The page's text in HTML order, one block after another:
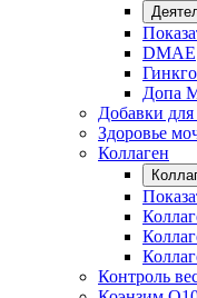
DMAE
Допа
Добавки для
Здоровье
Коллаген
Контроль